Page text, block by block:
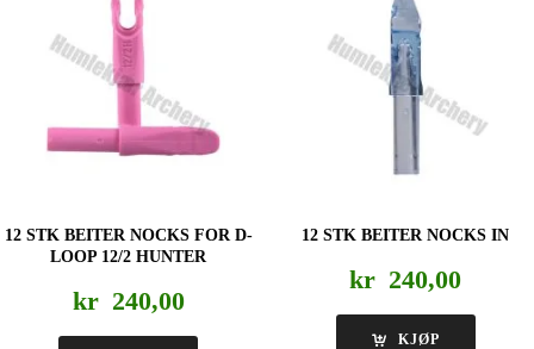
12 STK BEITER NOCKS FOR D-
LOOP 12/2 HUNTER
kr 240,00
12 STK BEITER NOCKS IN
kr 240,00
KJØP